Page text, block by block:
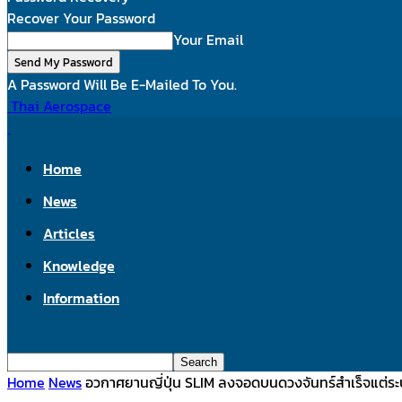
Recover Your Password
Your Email
A Password Will Be E-Mailed To You.
Thai Aerospace
Home
News
Articles
Knowledge
Information
Home Newsอวกาศยานญี่ปุ่น SLIM ลงจอดบนดวงจันทร์สำเร็จแต่ร